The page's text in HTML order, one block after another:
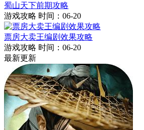
蜀山天下前期攻略
游戏攻略 时间：06-20
票房大卖王编剧效果攻略
游戏攻略 时间：06-20
最新更新